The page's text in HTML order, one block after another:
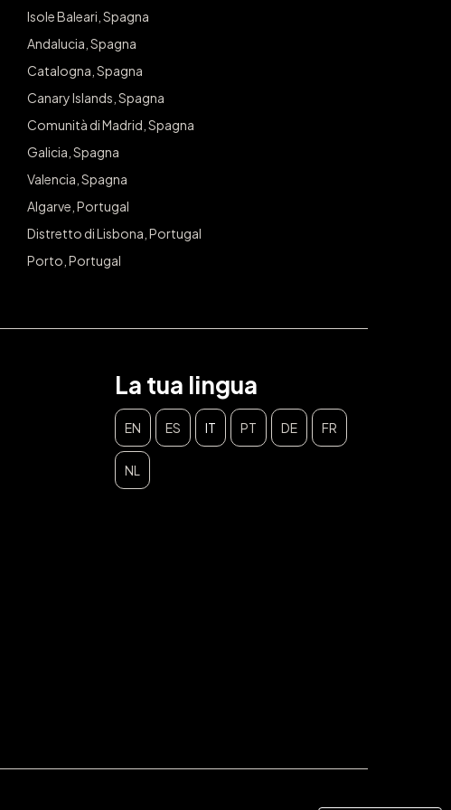
Isole Baleari, Spagna
Andalucia, Spagna
Catalogna, Spagna
Canary Islands, Spagna
Comunità di Madrid, Spagna
Galicia, Spagna
Valencia, Spagna
Algarve, Portugal
Distretto di Lisbona, Portugal
Porto, Portugal
La tua lingua
EN ES IT PT DE FR
NL
Concediti il capriccio che meriti!